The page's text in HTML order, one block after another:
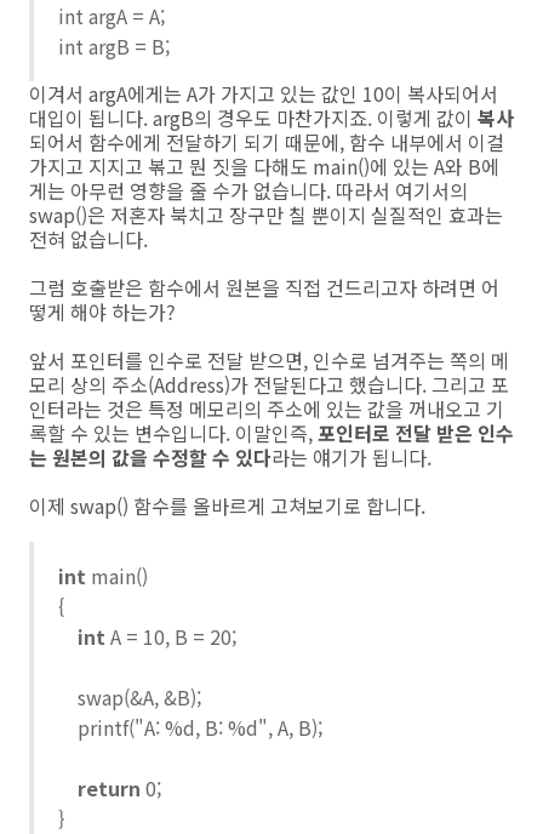
int argA = A;
int argB = B;
이겨서 argA에게는 A가 가지고 있는 값인 10이 복사되어서
대입이 됩니다. argB의 경우도 마찬가지죠. 이렇게 값이 복사
되어서 함수에게 전달하기 되기 때문에, 함수 내부에서 이걸
가지고 지지고 볶고 뭔 짓을 다해도 main()에 있는 A와 B에
게는 아무런 영향을 줄 수가 없습니다. 따라서 여기서의
swap()은 저혼자 북치고 장구만 칠 뿐이지 실질적인 효과는
전혀 없습니다.
그럼 호출받은 함수에서 원본을 직접 건드리고자 하려면 어
떻게 해야 하는가?
앞서 포인터를 인수로 전달 받으면, 인수로 넘겨주는 쪽의 메
모리 상의 주소(Address)가 전달된다고 했습니다. 그리고 포
인터라는 것은 특정 메모리의 주소에 있는 값을 꺼내오고 기
록할 수 있는 변수입니다. 이말인즉,포인터로 전달 받은 인수
는 원본의 값을 수정할 수 있다라는 얘기가 됩니다.
이제 swap() 함수를 올바르게 고쳐보기로 합니다.
int main()
{
intA = 10, B = 20;
swap(&A, &B);
printf("A: %d, B: %d", A, B);
return 0;
}